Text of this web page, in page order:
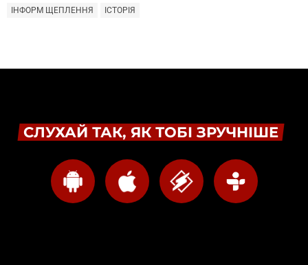
ІНФОРМ ЩЕПЛЕННЯ
ІСТОРІЯ
СЛУХАЙ ТАК, ЯК ТОБІ ЗРУЧНІШЕ